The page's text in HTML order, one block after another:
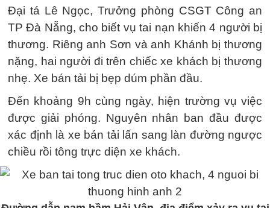
Đại tá Lê Ngọc, Trưởng phòng CSGT Công an
TP Đà Nẵng, cho biết vụ tai nạn khiến 4 người bị
thương. Riêng anh Sơn và anh Khánh bị thương
nặng, hai người đi trên chiếc xe khách bị thương
nhẹ. Xe bán tải bị bẹp dúm phần đầu.
Đến khoảng 9h cùng ngày, hiện trường vụ việc
được giải phóng. Nguyên nhân ban đầu được
xác định là xe bán tải lấn sang làn đường ngược
chiều rồi tông trực diện xe khách.